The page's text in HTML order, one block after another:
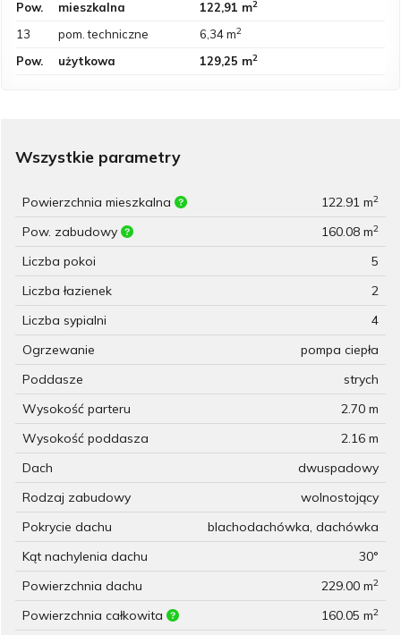
Pow. mieszkalna 122,91 m2
13 pom. techniczne 6,34 m2
Pow. użytkowa 129,25 m2
Wszystkie parametry
Powierzchnia mieszkalna 122.91 m2
Pow. zabudowy 160.08 m2
Liczba pokoi
5
Liczba łazienek
2
Liczba sypialni
4
Ogrzewanie
pompa ciepła
Poddasze
strych
Wysokość parteru
2.70 m
Wysokość poddasza
2.16 m
Dach
dwuspadowy
Rodzaj zabudowy
wolnostojący
Pokrycie dachu
blachodachówka, dachówka
Kąt nachylenia dachu
30°
Powierzchnia dachu
229.00 m2
Powierzchnia całkowita 160.05 m2